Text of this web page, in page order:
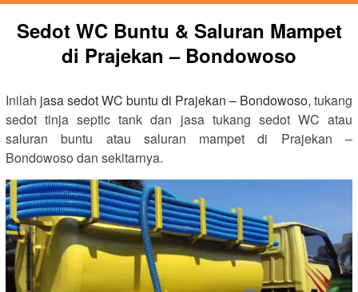
Sedot WC Buntu & Saluran Mampet
di Prajekan – Bondowoso
Inilah jasa sedot WC buntu di Prajekan – Bondowoso, tukang
sedot tinja septic tank dan jasa tukang sedot WC atau
saluran buntu atau saluran mampet di Prajekan –
Bondowoso dan sekitarnya.